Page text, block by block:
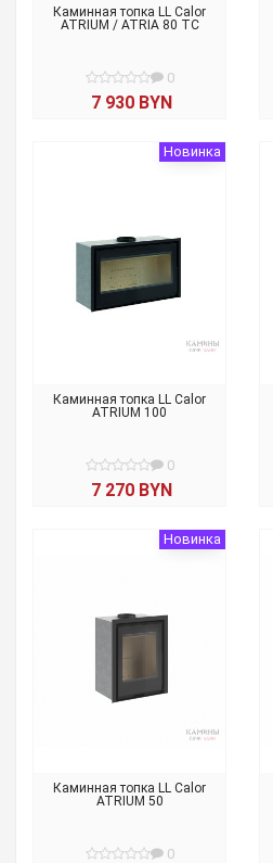
Каминная топка LL Calor
ATRIUM / ATRIA 80 TC
0
7 930 BYN
Новинка
Каминная топка LL Calor
ATRIUM 100
0
7 270 BYN
Новинка
Каминная топка LL Calor
ATRIUM 50
0